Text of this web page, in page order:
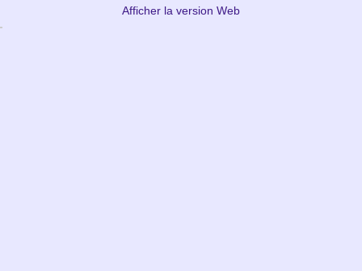
Afficher la version Web